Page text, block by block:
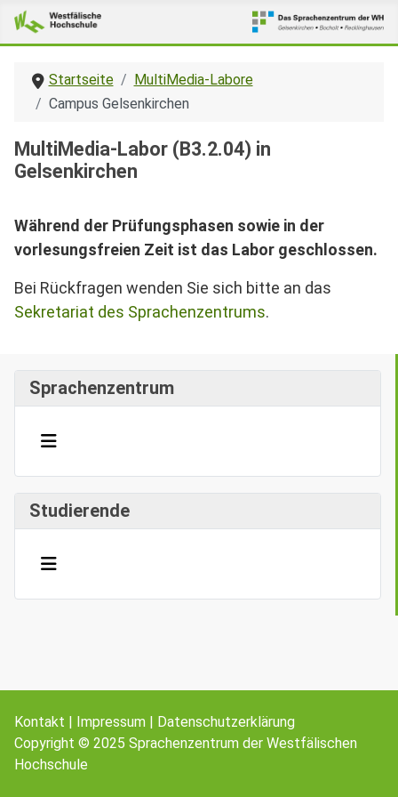
Sprachenzentrum
Studierende
Startseite
MultiMedia-Labore
Campus Gelsenkirchen
MultiMedia-Labor (B3.2.04) in
Gelsenkirchen
Während der Prüfungsphasen sowie in der
vorlesungsfreien Zeit ist das Labor geschlossen.
Bei Rückfragen wenden Sie sich bitte an das
Sekretariat des Sprachenzentrums.
Kontakt | Impressum | Datenschutzerklärung
Copyright © 2025 Sprachenzentrum der Westfälischen
Hochschule